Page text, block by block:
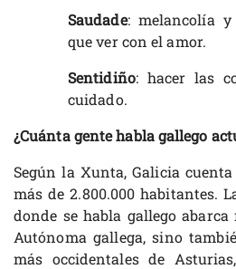
Saudade: melancolía
que ver con el amor.
Sentidiño: hacer las
cuidado.
¿Cuánta gente habla gallego
Según la Xunta, Galicia
más de 2.800.000 habitantes.
donde se habla gallego
Autónoma gallega, sino
más occidentales de